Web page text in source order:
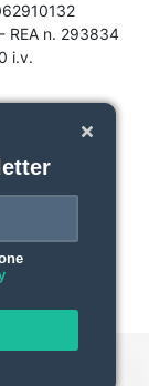
REA n. 293834
i.v.